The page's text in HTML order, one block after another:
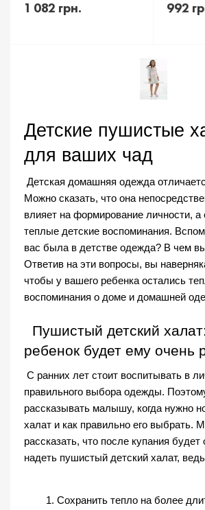
1 082 грн. 992
Детские пушистые
для ваших чад
Можно сказать, что она
влияет на формирование личности, а
теплые детские воспоминания.
вас была в детстве одежда? В чем
Ответив на эти вопросы, вы
чтобы у вашего ребенка остались
воспоминания о доме и домашней
Пушистый детский халат
ребенок будет ему очень
правильного выбора одежды.
рассказывать малышу, когда нужно
халат и как правильно его выбрать.
рассказать, что после купания
надеть пушистый детский халат,
Сохранить тепло на более